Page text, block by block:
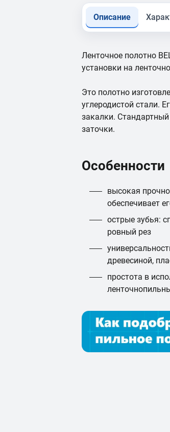
Описание
Ленточное полотно
установки на
Это полотно
углеродистой стали.
закалки.
заточки.
Особенности
высокая
обеспечивает
острые зубья:
ровный рез
древесиной,
простота в